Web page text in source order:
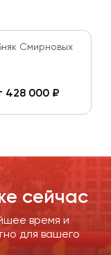
Смирновых
428 000₽
сейчас
время и
для вашего